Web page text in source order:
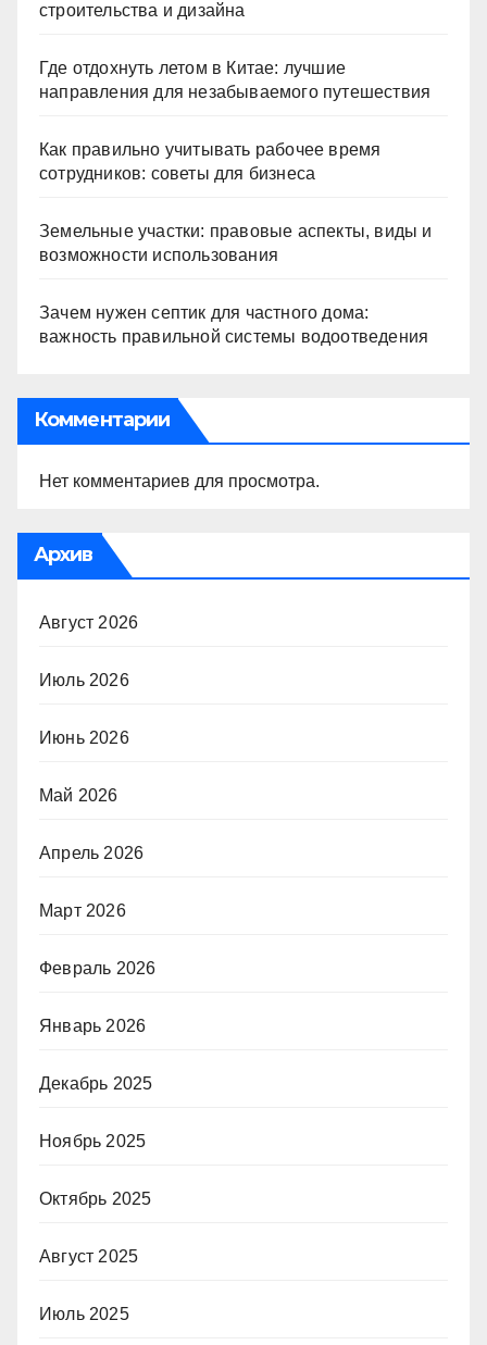
строительства и дизайна
Где отдохнуть летом в Китае: лучшие
направления для незабываемого путешествия
Как правильно учитывать рабочее время
сотрудников: советы для бизнеса
Земельные участки: правовые аспекты, виды и
возможности использования
Зачем нужен септик для частного дома:
важность правильной системы водоотведения
Комментарии
Нет комментариев для просмотра.
Архив
Август 2026
Июль 2026
Июнь 2026
Май 2026
Апрель 2026
Март 2026
Февраль 2026
Январь 2026
Декабрь 2025
Ноябрь 2025
Октябрь 2025
Август 2025
Июль 2025